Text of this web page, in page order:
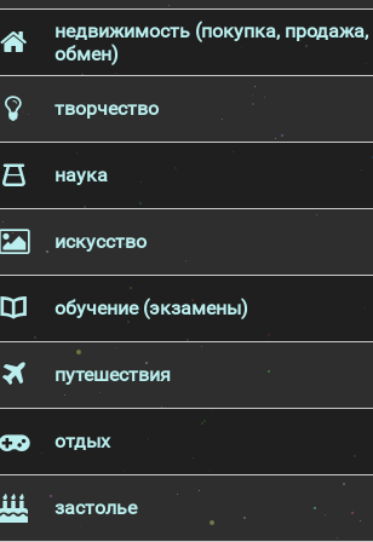
недвижимость (покупка, продажа,
обмен)
творчество
наука
искусство
обучение (экзамены)
путешествия
отдых
застолье